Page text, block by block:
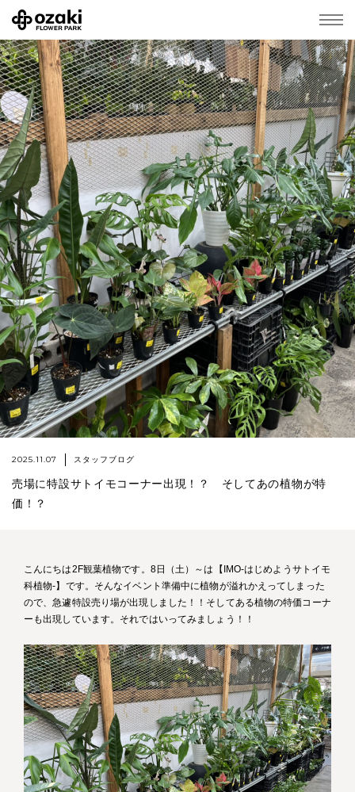
2025.11.07 スタッフブログ
売場に特設サトイモコーナー出現！？ そしてあの植物が特
価！？
こんにちは2F観葉植物です。8日（土）～は【IMO-はじめようサトイモ
科植物‐】です。そんなイベント準備中に植物が溢れかえってしまった
ので、急遽特設売り場が出現しました！！そしてある植物の特価コーナ
ーも出現しています。それではいってみましょう！！